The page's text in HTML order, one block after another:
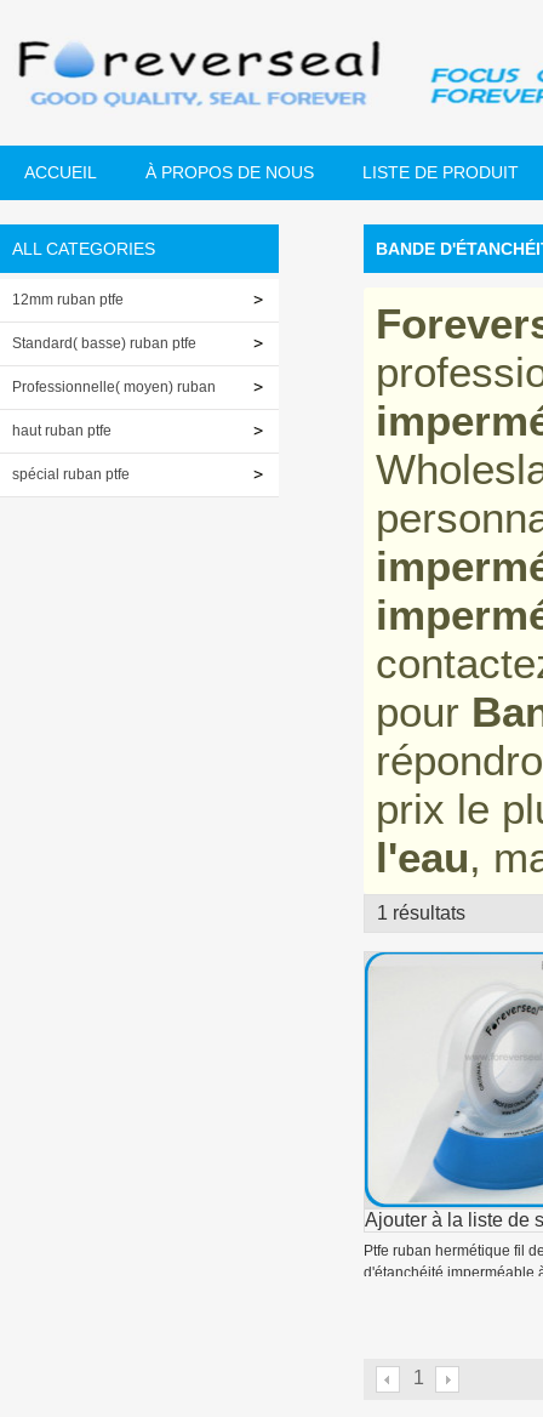
ACCUEIL À PROPOS DE NOUS LISTE DE PRODUIT
ALL CATEGORIES
12mm ruban ptfe
Standard( basse) ruban ptfe
Professionnelle( moyen) ruban
ptfehaut ruban ptfe
spécial ruban ptfe
BANDE
pour
prix le
l'eau,
1 résultats
Ajouter à la liste de
Ptfe ruban hermétique fil
d'étanchéité imperméable
1